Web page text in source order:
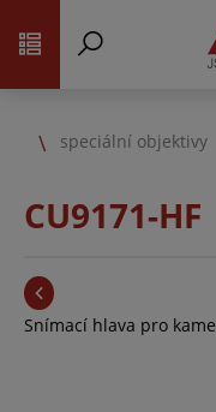
speciální objektivy
CU9171-HF
Snímací hlava pro